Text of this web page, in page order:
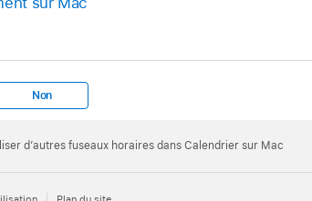
Non
d’autres fuseaux horaires dans Calendrier sur Mac